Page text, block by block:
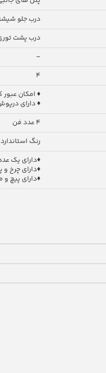
درب جلو
درب پشت
–
4
♦ امکان
♦ دارای
4 عدد فن
رنگ
♦دارای یک
♦دارای چرخ و
♦دارای پیچ و